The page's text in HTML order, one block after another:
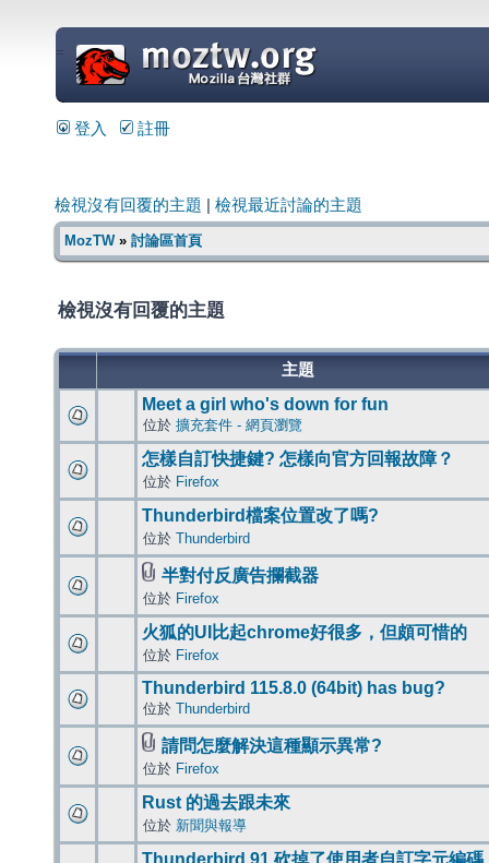
=
登入 註冊
檢視沒有回覆的主題 檢視最近討論的主題
MozTW» 討論區首頁
檢視沒有回覆的主題
主題
Meet a girl who's down for fun
位於 擴充套件 - 網頁瀏覽
怎樣自訂快捷鍵? 怎樣向官方回報故障？
位於 Firefox
Thunderbird檔案位置改了嗎?
位於 Thunderbird
半對付反廣告攔截器
位於 Firefox
火狐的UI比起chrome好很多，但頗可惜的
位於 Firefox
Thunderbird 115.8.0 (64bit) has bug?
位於 Thunderbird
請問怎麼解決這種顯示異常?
位於 Firefox
Rust 的過去跟未來
位於 新聞與報導
Thunderbird 91 砍掉了使用者自訂字元編碼